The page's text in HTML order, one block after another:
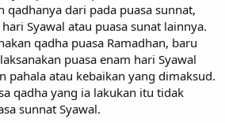
qadhanya dari pada puasa sunnat,
Syawal atau puasa sunat lainnya.
qadha puasa Ramadhan, baru
puasa enam hari Syawal
pahala atau kebaikan yang dimaksud.
qadha yang ia lakukan itu tidak
sunnat Syawal.